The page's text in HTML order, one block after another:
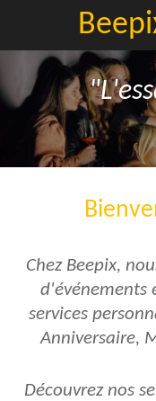
contenu
principal
Chez Beepix,
d'événements
services
Anniversaire,
Découvrez nos